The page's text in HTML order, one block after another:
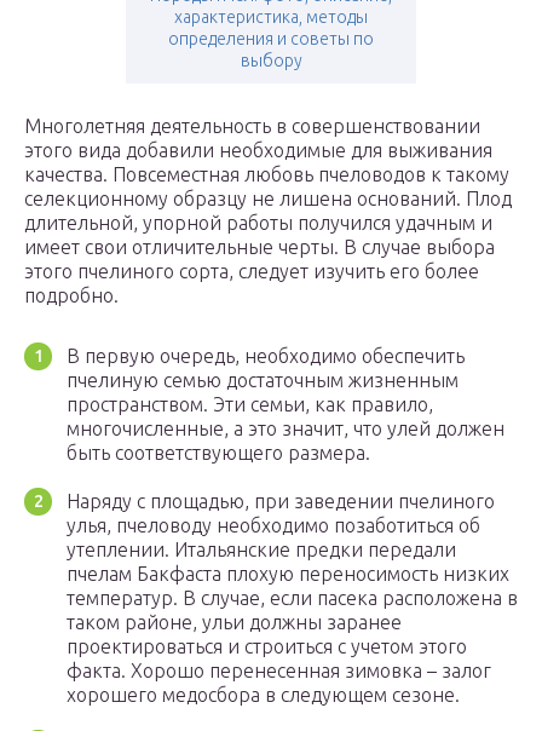
характеристика, методы
определения и советы по
выбору
Многолетняя деятельность в совершенствовании
этого вида добавили необходимые для выживания
качества. Повсеместная любовь пчеловодов к такому
селекционному образцу не лишена оснований. Плод
длительной, упорной работы получился удачным и
имеет свои отличительные черты. В случае выбора
этого пчелиного сорта, следует изучить его более
подробно.
В первую очередь, необходимо обеспечить
пчелиную семью достаточным жизненным
пространством. Эти семьи, как правило,
многочисленные, а это значит, что улей должен
быть соответствующего размера.
Наряду с площадью, при заведении пчелиного
улья, пчеловоду необходимо позаботиться об
утеплении. Итальянские предки передали
пчелам Бакфаста плохую переносимость низких
температур. В случае, если пасека расположена в
таком районе, ульи должны заранее
проектироваться и строиться с учетом этого
факта. Хорошо перенесенная зимовка – залог
хорошего медосбора в следующем сезоне.